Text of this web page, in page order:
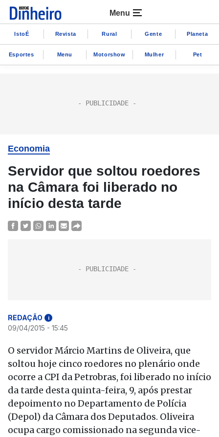
Menu
IstoÉ Revista Rural Gente Planeta
Esportes Menu Motorshow Mulher Pet
Economia
Servidor que soltou roedores
na Câmara foi liberado no
início desta tarde
REDAÇÃO i
09/04/2015 - 15:45
O servidor Márcio Martins de Oliveira, que
soltou hoje cinco roedores no plenário onde
ocorre a CPI da Petrobras, foi liberado no início
da tarde desta quinta-feira, 9, após prestar
depoimento no Departamento de Polícia
(Depol) da Câmara dos Deputados. Oliveira
ocupa cargo comissionado na segunda vice-